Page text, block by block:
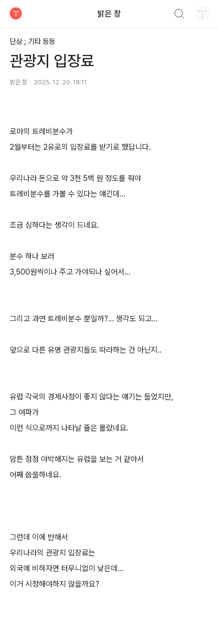
밝은 창
단상 ; 기타 등등
관광지 입장료
밝은 창 2025. 12. 20. 18:11
로마의 트레비분수가
2월부터는 2유로의 입장료를 받기로 했답니다.
우리나라 돈으로 약 3천 5백 원 정도를 줘야
트레비분수를 가볼 수 있다는 얘긴데 ...
조금 심하다는 생각이 드네요.
분수 하나 보러
3,500원씩이나 주고 가야되나 싶어서...
그리고 과연 트레비분수 뿐일까?... 생각도 되고...
앞으로 다른 유명 관광지들도 따라하는 건 아닌지 ..
유럽 각국의 경제사정이 좋지 않다는 얘기는 들었지만,
그 여파가
이런 식으로까지 나타날 줄은 몰랐네요.
암튼 점점 야박해지는 유럽을 보는 거 같아서
어째 씁쓸하네요.
그런데 이에 반해서
우리나라의 관광지 입장료는
외국에 비하자면 터무니없이 낮은데 ...
이거 시정해야하지 않을까요?